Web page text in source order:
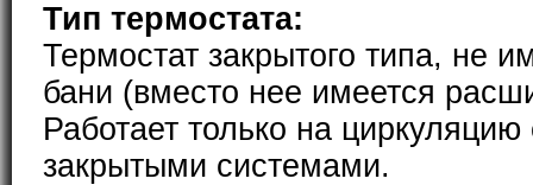
Тип термостата:
Термостат закрытого типа, не
бани (вместо нее имеется
Работает только на
закрытыми системами.